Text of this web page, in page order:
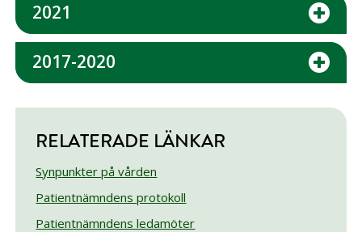
2021
2017-2020
RELATERADE LÄNKAR
Synpunkter på vården
Patientnämndens protokoll
Patientnämndens ledamöter